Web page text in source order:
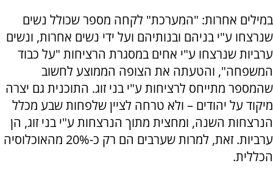
במילים אחרות: "המערכת" לקחה מספר שכולל נשים
שנרצחו ע"י בניהם ובנותיהם ועל ידי נשים אחרות, ונשים
ערביות שנרצחו ע"י אחים במסגרת הרציחות "על כבוד
המשפחה", והטעתה את הצופה הממוצע לחשוב
שהמספר מתייחס לרציחות ע"י בני זוג. התוכנית גם יצרה
מיקוד על יהודים – ולא טרחה לציין שלפחות שבע מכלל
הנרצחות השנה, ומחצית מתוך הנרצחות ע"י בני זוג, הן
ערביות. זאת, למרות שערבים הם רק כ-20% מהאוכלוסיה
הכללית.